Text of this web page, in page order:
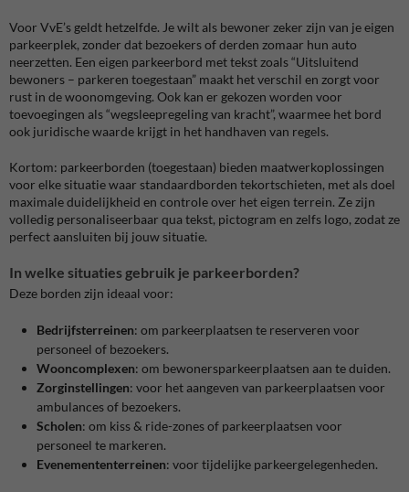
Voor VvE’s geldt hetzelfde. Je wilt als bewoner zeker zijn van je eigen
parkeerplek, zonder dat bezoekers of derden zomaar hun auto
neerzetten. Een eigen parkeerbord met tekst zoals “Uitsluitend
bewoners – parkeren toegestaan” maakt het verschil en zorgt voor
rust in de woonomgeving. Ook kan er gekozen worden voor
toevoegingen als “wegsleepregeling van kracht”, waarmee het bord
ook juridische waarde krijgt in het handhaven van regels.
Kortom: parkeerborden (toegestaan) bieden maatwerkoplossingen
voor elke situatie waar standaardborden tekortschieten, met als doel
maximale duidelijkheid en controle over het eigen terrein. Ze zijn
volledig personaliseerbaar qua tekst, pictogram en zelfs logo, zodat ze
perfect aansluiten bij jouw situatie.
In welke situaties gebruik je parkeerborden?
Deze borden zijn ideaal voor:
Bedrijfsterreinen: om parkeerplaatsen te reserveren voor
personeel of bezoekers.
Wooncomplexen: om bewonersparkeerplaatsen aan te duiden.
Zorginstellingen: voor het aangeven van parkeerplaatsen voor
ambulances of bezoekers.
Scholen: om kiss & ride-zones of parkeerplaatsen voor
personeel te markeren.
Evenemententerreinen: voor tijdelijke parkeergelegenheden.